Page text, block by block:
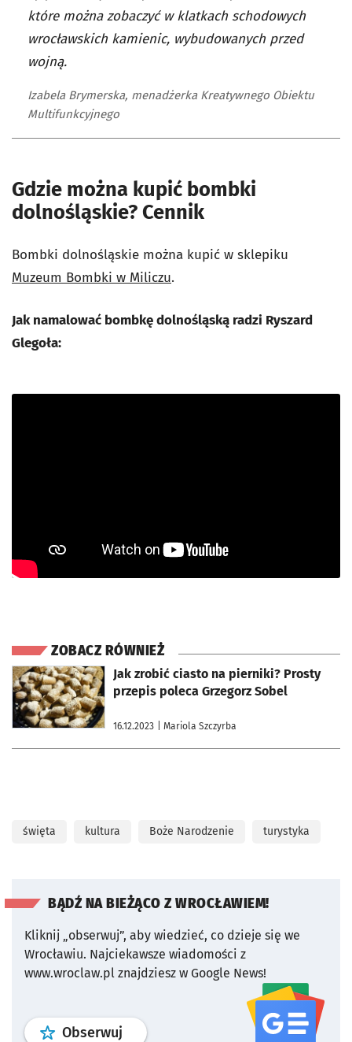
które można zobaczyć w klatkach schodowych
wrocławskich kamienic, wybudowanych przed
wojną.
Izabela Brymerska, menadżerka Kreatywnego Obiektu
Multifunkcyjnego
Gdzie można kupić bombki
dolnośląskie? Cennik
Bombki dolnośląskie można kupić w sklepiku
Muzeum Bombki w Miliczu.
Jak namalować bombkę dolnośląską radzi Ryszard
Glegoła:
ZOBACZ RÓWNIEŻ
Jak zrobić ciasto na pierniki? Prosty
przepis poleca Grzegorz Sobel
16.12.2023 | Mariola Szczyrba
otworzy się w nowej karcie
święta kultura Boże Narodzenie turystyka
BĄDŹ NA BIEŻĄCO Z WROCŁAWIEM!
Kliknij „obserwuj”, aby wiedzieć, co dzieje się we
Wrocławiu. Najciekawsze wiadomości z
www.wroclaw.pl znajdziesz w Google News!
Obserwuj profil serwisu